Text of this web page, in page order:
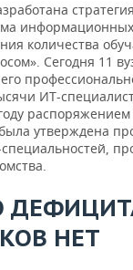
количества
Сегодня 11
ИТ-
утверждена
НЕТ